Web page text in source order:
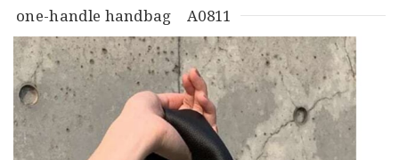
one-handle handbag A0811